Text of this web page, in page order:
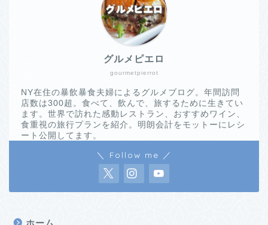
gourmetpierrot
グルメピエロ
NY在住の暴飲暴食夫婦によるグルメブログ。年間訪問
店数は300超。食べて、飲んで、旅するために生きてい
ます。世界で訪れた感動レストラン、おすすめワイン、
食重視の旅行プランを紹介。明朗会計をモットーにレシ
ート公開してます。
＼ Follow me ／
ホーム